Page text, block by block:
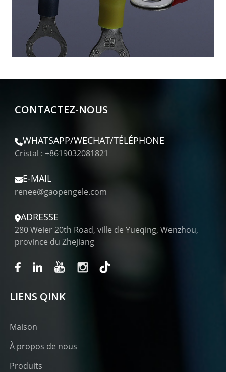
CONTACTEZ-NOUS
WHATSAPP/WECHAT/TÉLÉPHONE
Cristal : +8619032081821
E-MAIL
renee@gaopengele.com
ADRESSE
280 Weier 20th Road, ville de Yueqing, Wenzhou,
province du Zhejiang
LIENS QINK
Maison
À propos de nous
Produits